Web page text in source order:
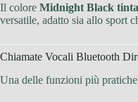
Il colore Midnight Black
versatile, adatto sia allo sport
Chiamate Vocali Bluetooth
Una delle funzioni più pratiche